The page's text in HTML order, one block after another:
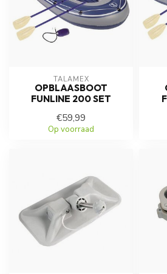
TALAMEX
OPBLAASBOOT
FUNLINE 200 SET
€59,99
Op voorraad